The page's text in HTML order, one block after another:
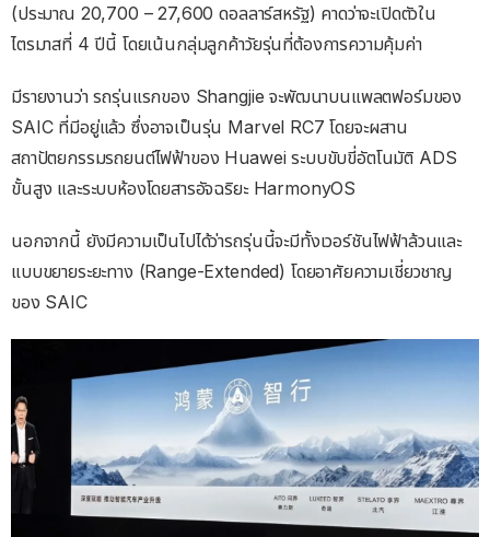
(ประมาณ 20,700 – 27,600 ดอลลาร์สหรัฐ) คาดว่าจะเปิดตัวใน
ไตรมาสที่ 4 ปีนี้ โดยเน้นกลุ่มลูกค้าวัยรุ่นที่ต้องการความคุ้มค่า
มีรายงานว่า รถรุ่นแรกของ Shangjie จะพัฒนาบนแพลตฟอร์มของ
SAIC ที่มีอยู่แล้ว ซึ่งอาจเป็นรุ่น Marvel RC7 โดยจะผสาน
สถาปัตยกรรมรถยนต์ไฟฟ้าของ Huawei ระบบขับขี่อัตโนมัติ ADS
ขั้นสูง และระบบห้องโดยสารอัจฉริยะ HarmonyOS
นอกจากนี้ ยังมีความเป็นไปได้ว่ารถรุ่นนี้จะมีทั้งเวอร์ชันไฟฟ้าล้วนและ
แบบขยายระยะทาง (Range-Extended) โดยอาศัยความเชี่ยวชาญ
ของ SAIC